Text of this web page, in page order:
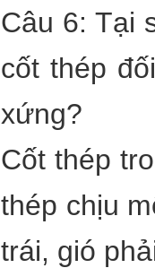
Câu 6: Tại
cốt thép
xứng?
Cốt thép
thép chịu
trái, gió